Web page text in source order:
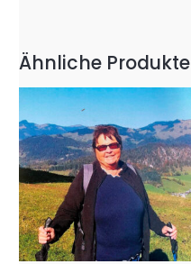
Ähnliche Produkte